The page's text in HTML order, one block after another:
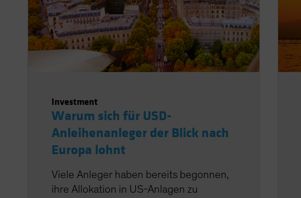
Investment
Warum sich für USD-
Anleihenanleger der Blick nach
Europa lohnt
Viele Anleger haben bereits begonnen,
ihre Allokation in US-Anlagen zu